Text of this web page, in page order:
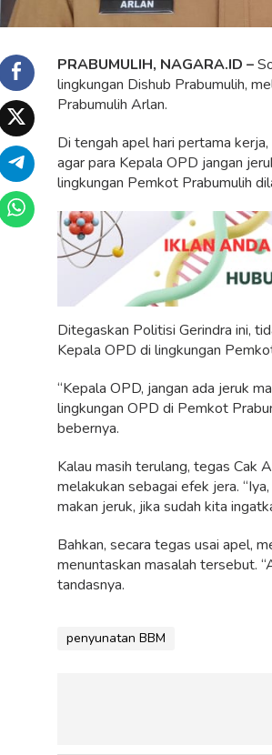
n
B
B
M
PRABUMULIH, NAGARA.ID –
lingkungan Dishub Prabumulih,
Prabumulih Arlan.
Di tengah apel hari pertama
agar para Kepala OPD jangan
lingkungan Pemkot Prabumulih
Ditegaskan Politisi Gerindra ini,
Kepala OPD di lingkungan
“Kepala OPD, jangan ada jeruk
lingkungan OPD di Pemkot
bebernya.
Kalau masih terulang, tegas Cak
melakukan sebagai efek jera.
makan jeruk, jika sudah kita
Bahkan, secara tegas usai apel,
menuntaskan masalah tersebut.
tandasnya.
penyunatan BBM